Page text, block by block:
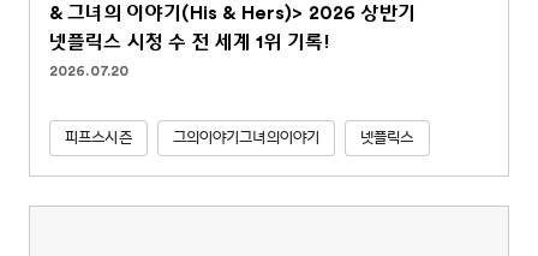
& 그녀의 이야기(His & Hers)> 2026 상반기
넷플릭스 시청 수 전 세계 1위 기록!
2026.07.20
피프스시즌 그의이야기그녀의이야기 넷플릭스